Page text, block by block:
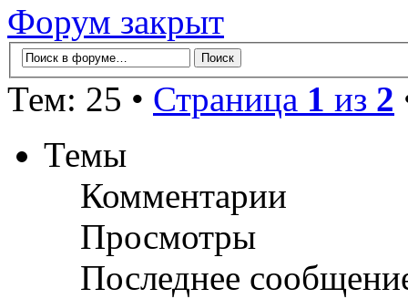
Форум закрыт
Тем: 25 • Страница 1 из 2
Темы
Комментарии
Просмотры
Последнее